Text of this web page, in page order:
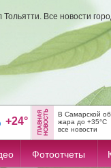
Все новости
+24°
В Самарской
жара до +35°C
все новости
Фотоотчеты